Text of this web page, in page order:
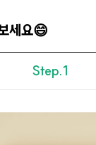
세요😄
Step.1